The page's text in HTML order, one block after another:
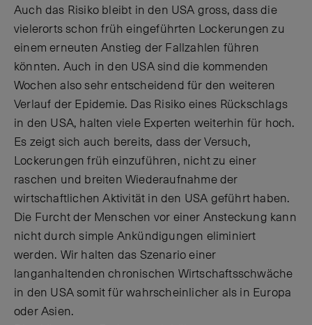
Auch das Risiko bleibt in den USA gross, dass die
vielerorts schon früh eingeführten Lockerungen zu
einem erneuten Anstieg der Fallzahlen führen
könnten. Auch in den USA sind die kommenden
Wochen also sehr entscheidend für den weiteren
Verlauf der Epidemie. Das Risiko eines Rückschlags
in den USA, halten viele Experten weiterhin für hoch.
Es zeigt sich auch bereits, dass der Versuch,
Lockerungen früh einzuführen, nicht zu einer
raschen und breiten Wiederaufnahme der
wirtschaftlichen Aktivität in den USA geführt haben.
Die Furcht der Menschen vor einer Ansteckung kann
nicht durch simple Ankündigungen eliminiert
werden. Wir halten das Szenario einer
langanhaltenden chronischen Wirtschaftsschwäche
in den USA somit für wahrscheinlicher als in Europa
oder Asien.